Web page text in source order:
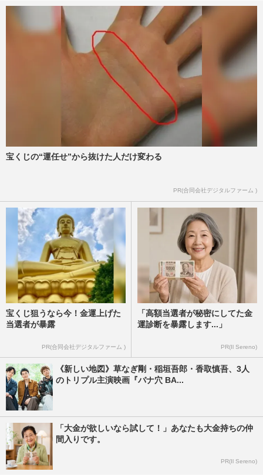
宝くじの“運任せ”から抜けた人だけ変わる
PR(合同会社デジタルファーム )
宝くじ狙うなら今！金運上げた
当選者が暴露
PR(合同会社デジタルファーム )
「高額当選者が秘密にしてた金
運診断を暴露します...」
PR(Il Sereno)
《新しい地図》草なぎ剛・稲垣吾郎・香取慎吾、3人
のトリプル主演映画『バナ穴 BA...
「大金が欲しいなら試して！」あなたも大金持ちの仲
間入りです。
PR(Il Sereno)